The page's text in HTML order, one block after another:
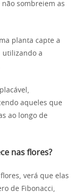
sombreiem as
planta capte a
utilizando a
aqueles que
ao longo de
nas flores?
verá que elas
de Fibonacci,